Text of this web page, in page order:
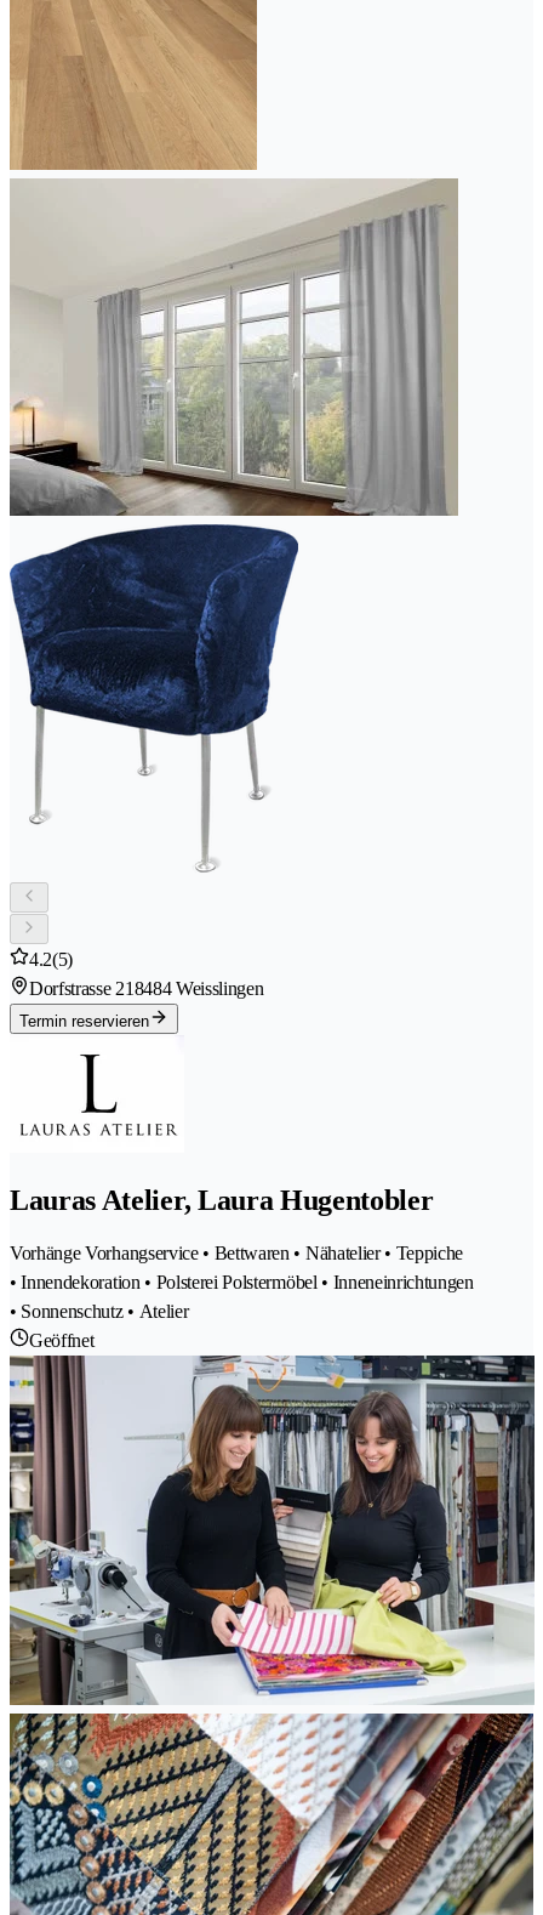
4.2(5)
Dorfstrasse 218484 Weisslingen
Termin reservieren
Lauras Atelier, Laura Hugentobler
Vorhänge Vorhangservice • Bettwaren • Nähatelier • Teppiche
• Innendekoration • Polsterei Polstermöbel • Inneneinrichtungen
• Sonnenschutz • Atelier
Geöffnet